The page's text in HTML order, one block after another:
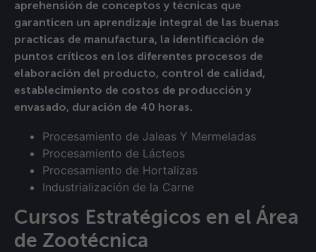
aprehensión de conceptos y técnicas que
garanticen un aprendizaje integral de las buenas
practicas de manufactura, la identificación de
puntos críticos en los diferentes procesos de
elaboración del producto, control de calidad,
establecimiento de costos de producción y
envasado, duración de 40 horas.
Procesamiento de Jaleas Y Mermeladas
Procesamiento de Lácteos
Procesamiento de Hortalizas
Industrialización de la Carne
Cursos Estratégicos en el Área
de Zootécnica